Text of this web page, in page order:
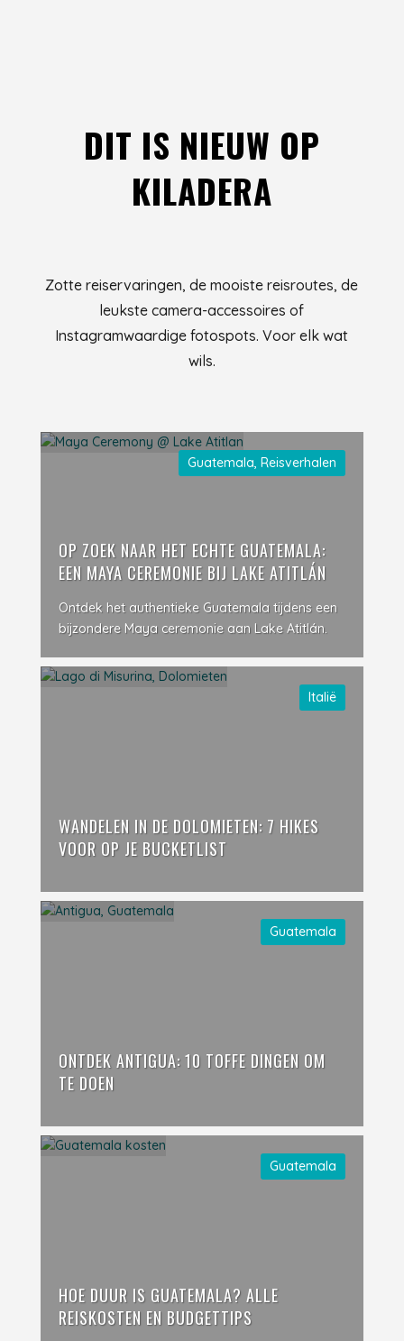
DIT IS NIEUW OP
KILADERA
Zotte reiservaringen, de mooiste reisroutes, de
leukste camera-accessoires of
Instagramwaardige fotospots. Voor elk wat
wils.
Guatemala ,Reisverhalen
OP ZOEK NAAR HET ECHTE GUATEMALA:
EEN MAYA CEREMONIE BIJ LAKE ATITLÁN
Ontdek het authentieke Guatemala tijdens een
bijzondere Maya ceremonie aan Lake Atitlán.
Italië
WANDELEN IN DE DOLOMIETEN: 7 HIKES
VOOR OP JE BUCKETLIST
Guatemala
ONTDEK ANTIGUA: 10 TOFFE DINGEN OM
TE DOEN
Guatemala
HOE DUUR IS GUATEMALA? ALLE
REISKOSTEN EN BUDGETTIPS